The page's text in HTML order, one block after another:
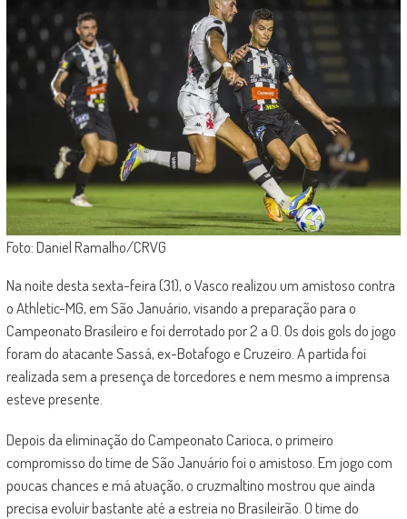
Foto: Daniel Ramalho/CRVG
Na noite desta sexta-feira (31), o Vasco realizou um amistoso contra
o Athletic-MG, em São Januário, visando a preparação para o
Campeonato Brasileiro e foi derrotado por 2 a 0. Os dois gols do jogo
foram do atacante Sassá, ex-Botafogo e Cruzeiro. A partida foi
realizada sem a presença de torcedores e nem mesmo a imprensa
esteve presente.
Depois da eliminação do Campeonato Carioca, o primeiro
compromisso do time de São Januário foi o amistoso. Em jogo com
poucas chances e má atuação, o cruzmaltino mostrou que ainda
precisa evoluir bastante até a estreia no Brasileirão. O time do